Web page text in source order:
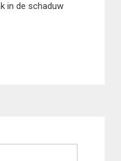
in de schaduw